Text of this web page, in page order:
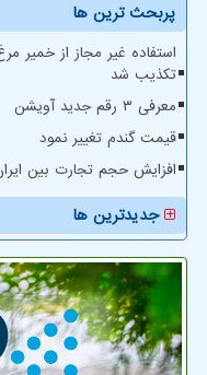
پربحث ترین ها
استفاده غیر مجاز از خمیر
تکذیب شد
معرفی ۳ رقم جدید آویشن
قیمت گندم تغییر نمود
افزایش حجم تجارت بین ایران و
جدیدترین ها